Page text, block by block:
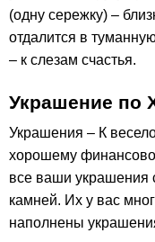
(одну сережку) –
отдалится в
– к слезам счастья.
Украшение по
Украшения – К
хорошему
все ваши украшения
камней. Их у вас
наполнены